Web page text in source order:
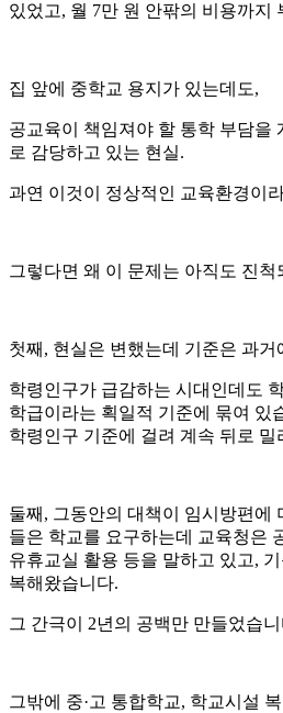
있었고, 월 7만 원 안팎의 비용까지
집 앞에 중학교 용지가 있는데도,
공교육이 책임져야 할 통학 부담을
로 감당하고 있는 현실.
과연 이것이 정상적인 교육환경이
그렇다면 왜 이 문제는 아직도 진척
첫째, 현실은 변했는데 기준은 과
학령인구가 급감하는 시대인데도
학급이라는 획일적 기준에 묶여 있
학령인구 기준에 걸려 계속 뒤로 밀
둘째, 그동안의 대책이 임시방편에
들은 학교를 요구하는데 교육청은
유휴교실 활용 등을 말하고 있고,
복해왔습니다.
그 간극이 2년의 공백만 만들었습니
그밖에 중·고 통합학교, 학교시설